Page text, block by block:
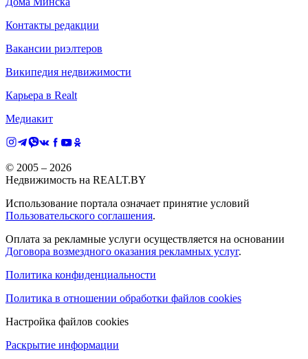
Контакты редакции
Вакансии риэлтеров
Википедия недвижимости
Карьера в Realt
Медиакит
© 2005 – 2026
Недвижимость на REALT.BY
Использование портала означает принятие условий
Пользовательского соглашения.
Оплата за рекламные услуги осуществляется на основании
Договора возмездного оказания рекламных услуг.
Политика конфиденциальности
Политика в отношении обработки файлов cookies
Настройка файлов cookies
Раскрытие информации